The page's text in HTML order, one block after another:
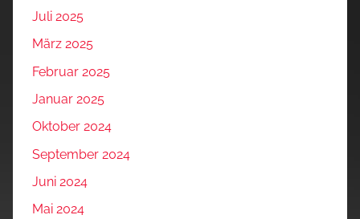
Juli 2025
März 2025
Februar 2025
Januar 2025
Oktober 2024
September 2024
Juni 2024
Mai 2024